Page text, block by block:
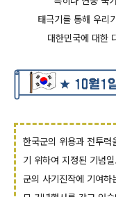
태극기를 통해 우리
대한민국에 대한
한국군의 위용과 전투
기 위하여 지정된 기념
군의 사기진작에 기여